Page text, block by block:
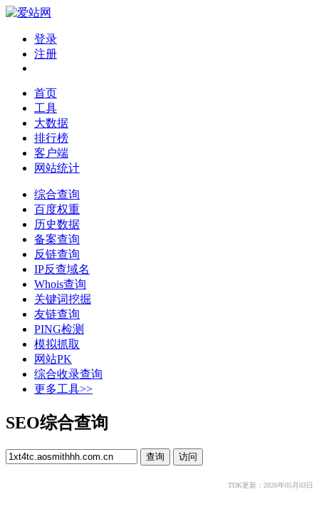
登录
注册
首页
工具
大数据
排行榜
客户端
网站统计
综合查询
百度权重
历史数据
备案查询
反链查询
IP反查域名
Whois查询
关键词挖掘
友链查询
PING检测
模拟抓取
网站PK
综合收录查询
更多工具>>
SEO综合查询
TDK更新：2026年05月03日